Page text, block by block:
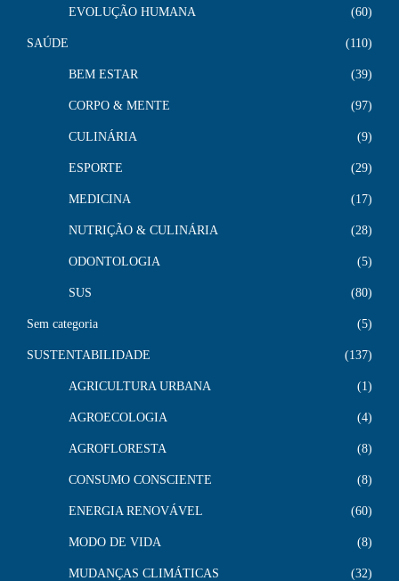
EVOLUÇÃO HUMANA 60
SAÚDE 110
BEM ESTAR 39
CORPO & MENTE 97
CULINÁRIA 9
ESPORTE 29
MEDICINA 17
NUTRIÇÃO & CULINÁRIA 28
ODONTOLOGIA 5
SUS 80
Sem categoria 5
SUSTENTABILIDADE 137
AGRICULTURA URBANA 1
AGROECOLOGIA 4
AGROFLORESTA 8
CONSUMO CONSCIENTE 8
ENERGIA RENOVÁVEL 60
MODO DE VIDA 8
MUDANÇAS CLIMÁTICAS 32